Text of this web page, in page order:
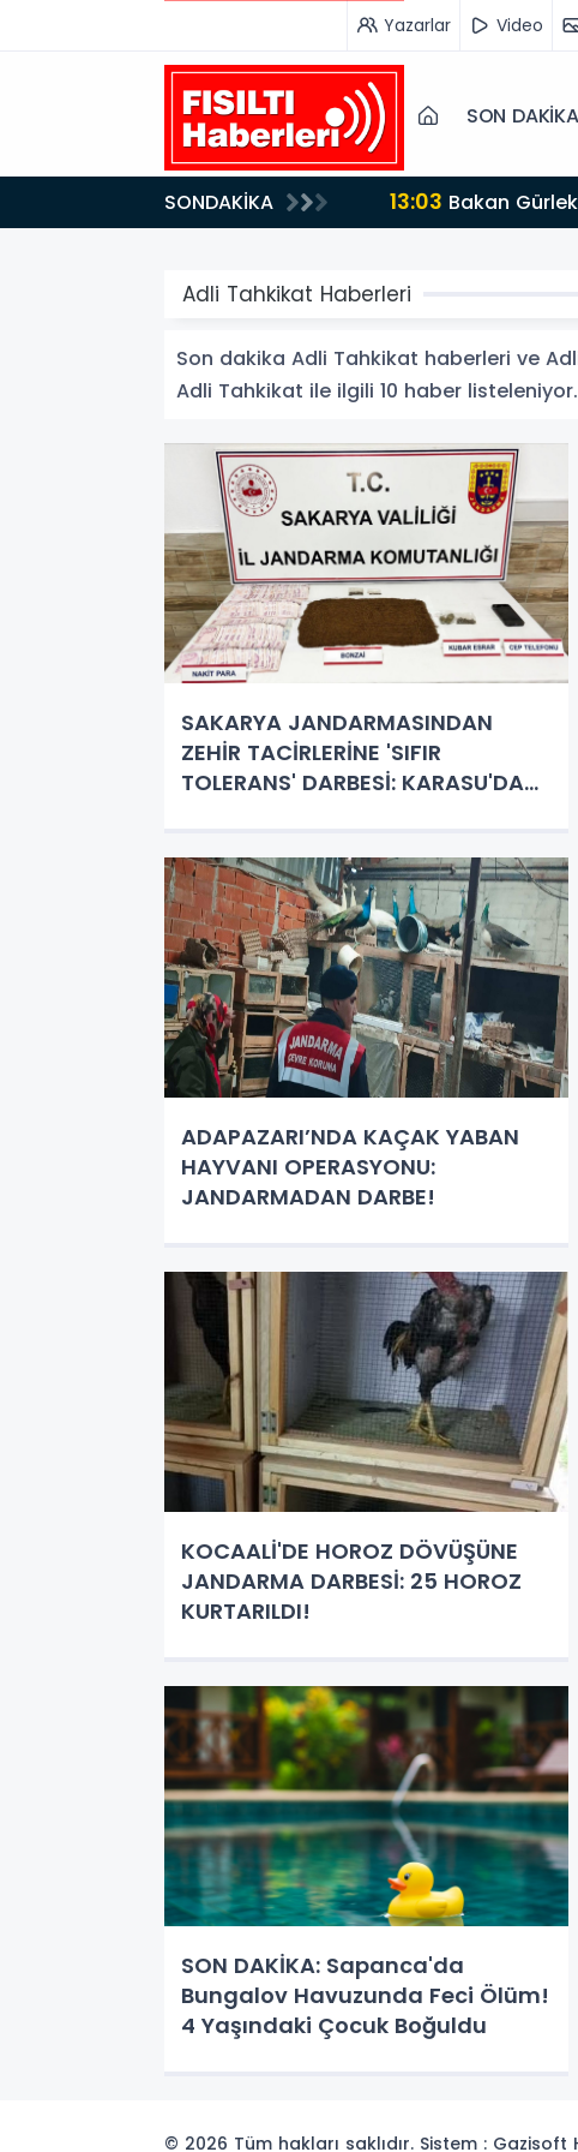
Yazarlar Video
SON DAKİKA
SONDAKİKA 13:03
Düzenlemeye
Adli Tahkikat Haberleri
Son dakika Adli Tahkikat haberleri ve
Adli Tahkikat ile ilgili 10 haber listeleniyor.
SAKARYA JANDARMASINDAN
ZEHİR TACİRLERİNE 'SIFIR
TOLERANS' DARBESİ: KARASU'DA
ADAPAZARI’NDA KAÇAK YABAN
HAYVANI OPERASYONU:
JANDARMADAN DARBE!
KOCAALİ'DE HOROZ DÖVÜŞÜNE
JANDARMA DARBESİ: 25 HOROZ
KURTARILDI!
SON DAKİKA: Sapanca'da
Bungalov Havuzunda Feci Ölüm!
4 Yaşındaki Çocuk Boğuldu
© 2026 Tüm hakları saklıdır. Sistem : Gazisoft